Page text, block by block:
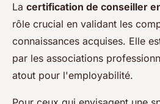
La certification de conseiller
rôle crucial en validant les
connaissances acquises. Elle
par les associations
atout pour l'employabilité.